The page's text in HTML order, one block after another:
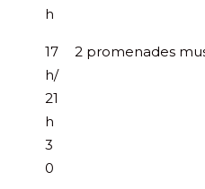
h
17
h/
21
h
3
0
2 promenades